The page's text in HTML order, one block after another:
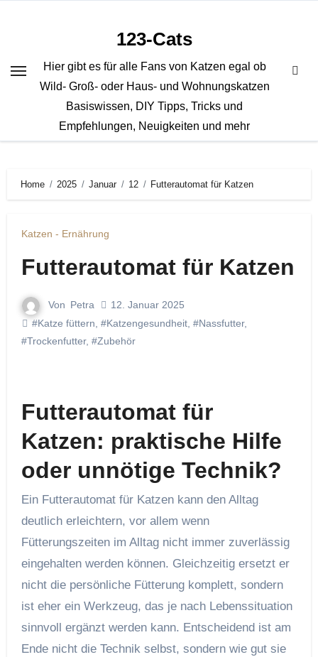
123-Cats
Hier gibt es für alle Fans von Katzen egal ob
Wild- Groß- oder Haus- und Wohnungskatzen
Basiswissen, DIY Tipps, Tricks und
Empfehlungen, Neuigkeiten und mehr
Home 2025 Januar 12 Futterautomat für Katzen
Katzen - Ernährung
Futterautomat für Katzen
Von Petra
12. Januar 2025
#Katze füttern #Katzengesundheit, #Nassfutter,
#Trockenfutter, #Zubehör
Futterautomat für
Katzen: praktische Hilfe
oder unnötige Technik?
Ein Futterautomat für Katzen kann den Alltag
deutlich erleichtern, vor allem wenn
Fütterungszeiten im Alltag nicht immer zuverlässig
eingehalten werden können. Gleichzeitig ersetzt er
nicht die persönliche Fütterung komplett, sondern
ist eher ein Werkzeug, das je nach Lebenssituation
sinnvoll ergänzt werden kann. Entscheidend ist am
Ende nicht die Technik selbst, sondern wie gut sie